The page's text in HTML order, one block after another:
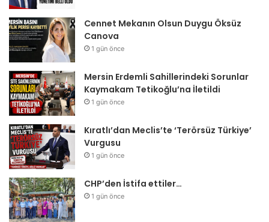
Cennet Mekanın Olsun Duygu Öksüz
Canova
1 gün önce
Mersin Erdemli Sahillerindeki Sorunlar
Kaymakam Tetikoğlu’na İletildi
1 gün önce
Kıratlı’dan Meclis’te ‘Terörsüz Türkiye’
Vurgusu
1 gün önce
CHP’den İstifa ettiler…
1 gün önce